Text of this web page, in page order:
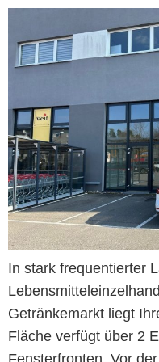
In stark frequentierter
Getränkemarkt liegt
Fläche verfügt über 2
Fensterfronten. Vor